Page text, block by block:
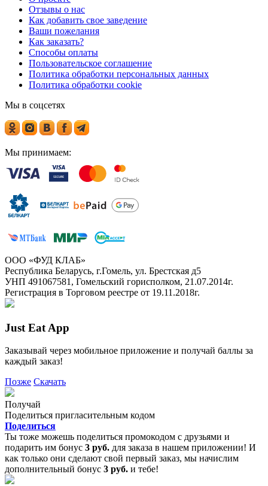
Отзывы о нас
Как добавить свое заведение
Ваши пожелания
Как заказать?
Способы оплаты
Пользовательское соглашение
Политика обработки персональных данных
Политика обработки cookie
Мы в соцсетях
Мы принимаем:
ООО «ФУД КЛАБ»
Республика Беларусь, г.Гомель, ул. Брестская д5
УНП 491067581, Гомельский горисполком, 21.07.2014г.
Регистрация в Торговом реестре от 19.11.2018г.
Just Eat App
Заказывай через мобильное приложение и получай баллы за
каждый заказ!
Позже Скачать
Получай
Поделиться пригласительным кодом
Поделиться
Ты тоже можешь поделиться промокодом с друзьями и
подарить им бонус 3 руб. для заказа в нашем приложении! И
как только они сделают свой первый заказ, мы начислим
дополнительный бонус 3 руб. и тебе!